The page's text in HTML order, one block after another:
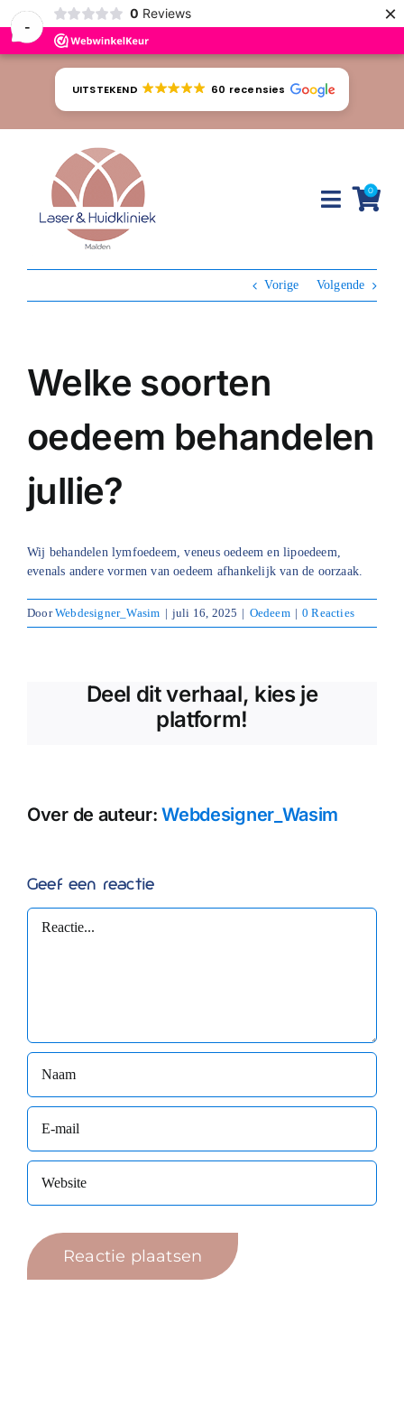
-
0 Reviews ×
UITSTEKEND 60 recensies
Toggle
Blog
Over ons
Afspraak maken
0
Vorige Volgende
Welke soorten
oedeem behandelen
jullie?
Wij behandelen lymfoedeem, veneus oedeem en lipoedeem,
evenals andere vormen van oedeem afhankelijk van de oorzaak.
DoorWebdesigner_Wasim | juli 16, 2025 | Oedeem | 0 Reacties
Deel dit verhaal, kies je
platform!
Over de auteur:Webdesigner_Wasim
Geef een reactie
Reactie